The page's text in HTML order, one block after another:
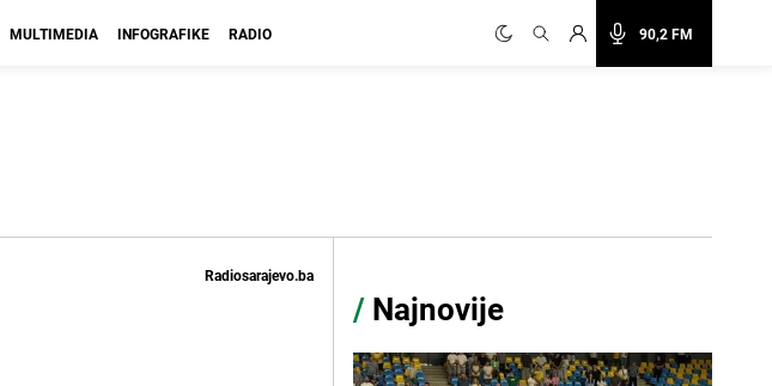
90,2 FM
MULTIMEDIA INFOGRAFIKE RADIO
Radiosarajevo.ba
/ Najnovije